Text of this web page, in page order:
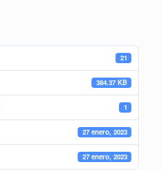
21
384.37 KB
1
27 enero, 2023
27 enero, 2023